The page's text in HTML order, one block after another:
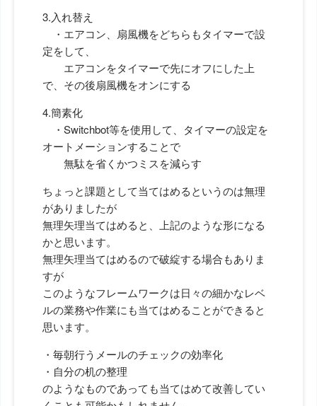
3.入れ替え
・エアコン、扇風機をどちらもタイマーで設
定をして、
エアコンをタイマーで先にオフにした上
で、その後扇風機をオンにする
4.簡素化
・Switchbot等を使用して、タイマーの設定を
オートメーションすることで
無駄を省くかつミスを減らす
ちょっと課題として当てはめるというのは無理
がありましたが
無理矢理当てはめると、上記のような形になる
かと思います。
無理矢理当てはめるので破綻する場合もありま
すが
このようなフレームワークは日々の細かなレベ
ルの業務や作業にも当てはめることができると
思います。
・毎朝行うメールのチェックの効率化
・自分の机の整理
のようなものであっても当てはめて改善してい